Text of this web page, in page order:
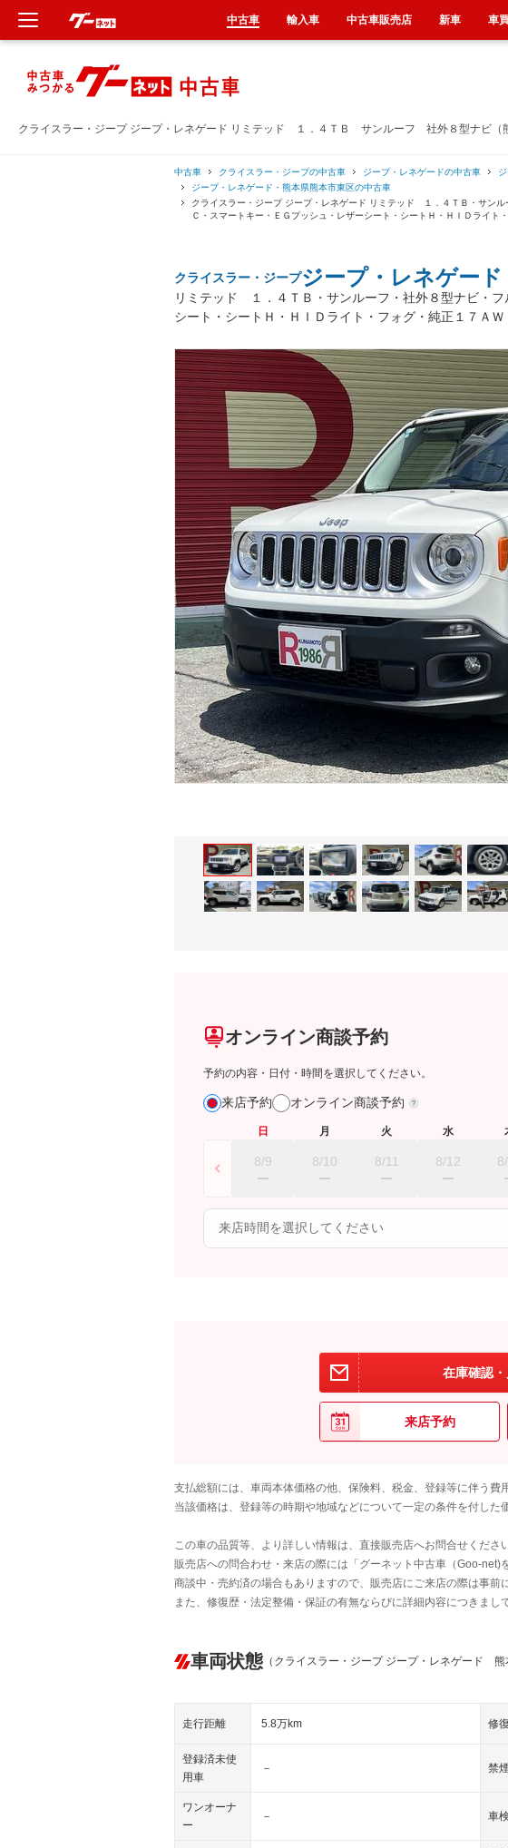
クライスラー・ジープ ジープ・レネゲード リミテッド １．４ＴＢ サンルーフ 社外８型ナビ（
中古車 クライスラー・ジープの中古車 ジープ・レネゲードの中古車
ジープ・レネゲード・熊本県熊本市東区の中古車
クライスラー・ジープ ジープ・レネゲード リミテッド １．４ＴＢ・サン
Ｃ・スマートキー・ＥＧプッシュ・レザーシート・シートＨ・ＨＩＤライト
クライスラー・ジープジープ・レネゲード
リミテッド １．４ＴＢ・サンルーフ・社外８型ナビ・
シート・シートＨ・ＨＩＤライト・フォグ・純正１７ＡＷ
オンライン商談予約
予約の内容・日付・時間を選択してください。
来店予約 オンライン商談予約
日
8/9
月
8/10
火
8/11
水
8/12
在庫確認
来店予約
支払総額には、車両本体価格の他、保険料、税金、登録等に伴う費
当該価格は、登録等の時期や地域などについて一定の条件を付した
この車の品質等、より詳しい情報は、直接販売店へお問合せください
販売店への問合わせ・来店の際には「グーネット中古車（Goo-net)
商談中・売約済の場合もありますので、販売店にご来店の際は事前
また、修復歴・法定整備・保証の有無ならびに詳細内容につきま
車両状態 （クライスラー・ジープ ジープ・レネゲード 熊
走行距離 5.8万km 修
登録済未使
用車
－ 禁
ワンオーナ
ー
－ 車検
中古車 輸入車 中古車販売店 新車 車
新車
中古車